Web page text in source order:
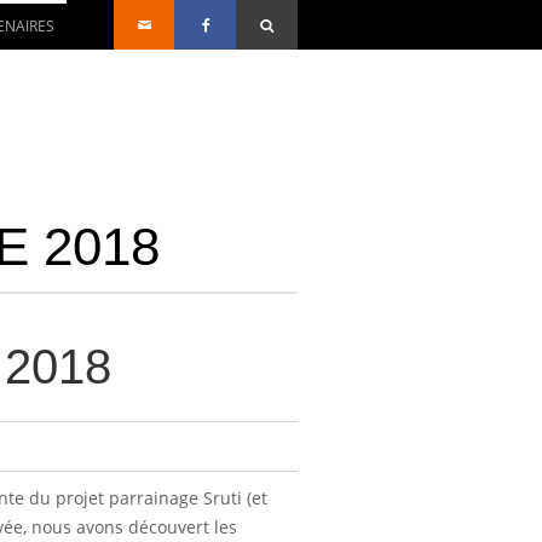
2018
du projet parrainage Sruti (et
nous avons découvert les